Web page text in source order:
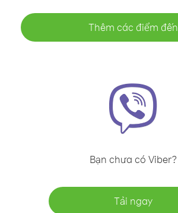
Thêm các điểm đến
Bạn chưa có Viber?
Tải ngay